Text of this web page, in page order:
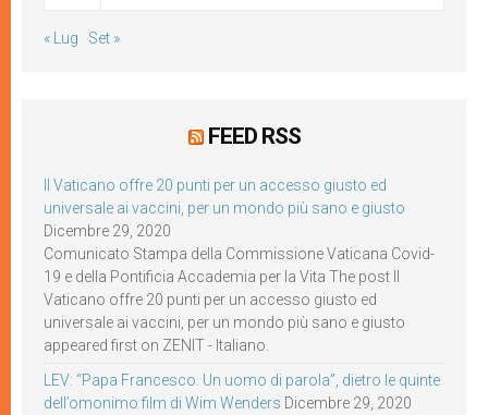
« Lug Set »
FEED RSS
Il Vaticano offre 20 punti per un accesso giusto ed
universale ai vaccini, per un mondo più sano e giusto
Dicembre 29, 2020
Comunicato Stampa della Commissione Vaticana Covid-
19 e della Pontificia Accademia per la Vita The post Il
Vaticano offre 20 punti per un accesso giusto ed
universale ai vaccini, per un mondo più sano e giusto
appeared first on ZENIT - Italiano.
LEV: “Papa Francesco. Un uomo di parola”, dietro le quinte
dell’omonimo film di Wim Wenders Dicembre 29, 2020